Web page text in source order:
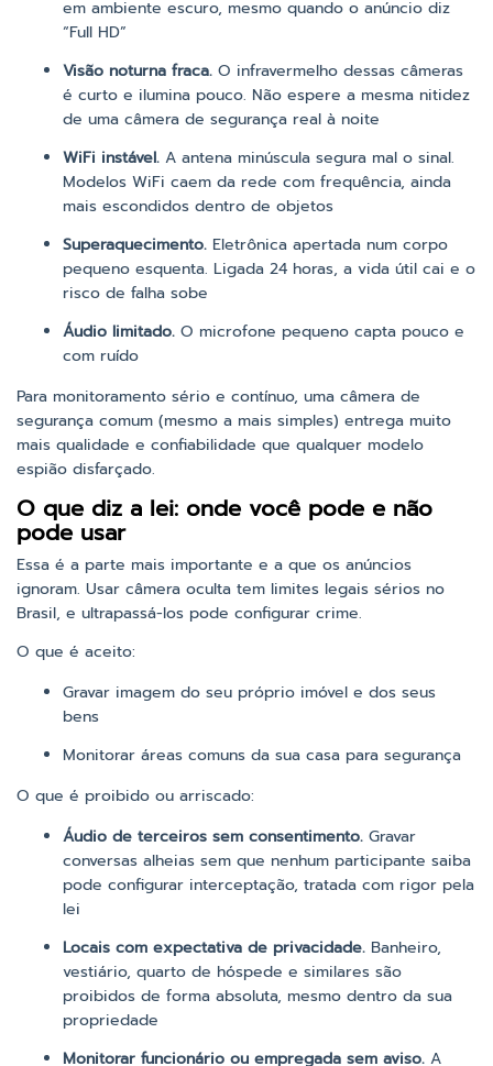
em ambiente escuro, mesmo quando o anúncio diz
“Full HD”
Visão noturna fraca. O infravermelho dessas câmeras
é curto e ilumina pouco. Não espere a mesma nitidez
de uma câmera de segurança real à noite
WiFi instável. A antena minúscula segura mal o sinal.
Modelos WiFi caem da rede com frequência, ainda
mais escondidos dentro de objetos
Superaquecimento. Eletrônica apertada num corpo
pequeno esquenta. Ligada 24 horas, a vida útil cai e o
risco de falha sobe
Áudio limitado. O microfone pequeno capta pouco e
com ruído
Para monitoramento sério e contínuo, uma câmera de
segurança comum (mesmo a mais simples) entrega muito
mais qualidade e confiabilidade que qualquer modelo
espião disfarçado.
O que diz a lei: onde você pode e não
pode usar
Essa é a parte mais importante e a que os anúncios
ignoram. Usar câmera oculta tem limites legais sérios no
Brasil, e ultrapassá-los pode configurar crime.
O que é aceito:
Gravar imagem do seu próprio imóvel e dos seus
bens
Monitorar áreas comuns da sua casa para segurança
O que é proibido ou arriscado:
Áudio de terceiros sem consentimento. Gravar
conversas alheias sem que nenhum participante saiba
pode configurar interceptação, tratada com rigor pela
lei
Locais com expectativa de privacidade. Banheiro,
vestiário, quarto de hóspede e similares são
proibidos de forma absoluta, mesmo dentro da sua
propriedade
Monitorar funcionário ou empregada sem aviso. A